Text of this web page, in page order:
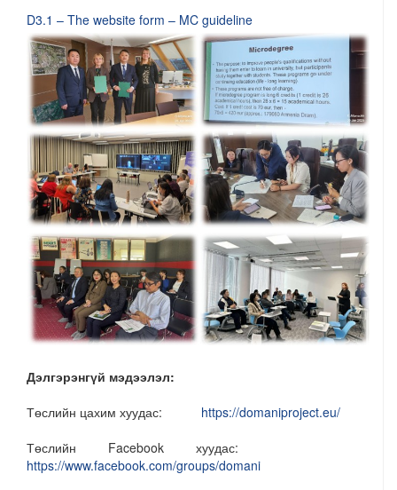
D3.1 – The website form – MC guideline
Дэлгэрэнгүй мэдээлэл:
Төслийн цахим хуудас: https://domaniproject.eu/
Төслийн Facebook хуудас:
https://www.facebook.com/groups/domani